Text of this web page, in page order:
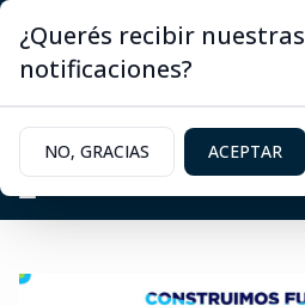
¿Querés recibir nuestras
notificaciones?
NO, GRACIAS ACEPTAR